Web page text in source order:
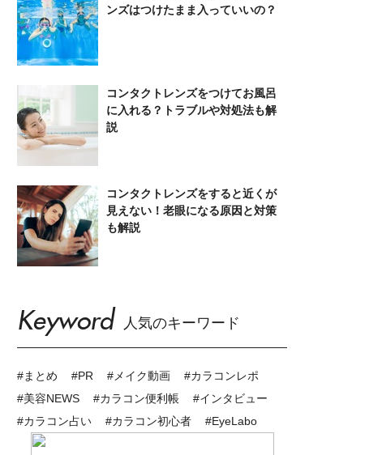
ンズはつけたまま入っていいの？
コンタクトレンズをつけてお風呂
に入れる？トラブルや対処法も解
説
コンタクトレンズをすると近くが
見えない！老眼になる原因と対策
も解説
Keyword 人気のキーワード
#まとめ #PR #メイク動画
#カラコンレポ
#美容NEWS
#カラコン便利帳
#インタビュー
#カラコン占い
#カラコン初心者 #EyeLabo